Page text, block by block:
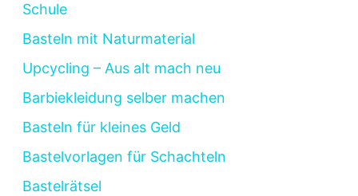
Schule
Basteln mit Naturmaterial
Upcycling – Aus alt mach neu
Barbiekleidung selber machen
Basteln für kleines Geld
Bastelvorlagen für Schachteln
Bastelrätsel